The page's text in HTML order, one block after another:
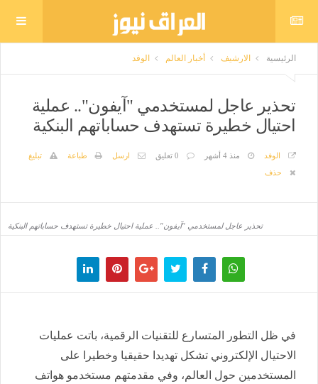
الرئيسية الارشيف أخبار العالم الوفد
تحذير عاجل لمستخدمي "آيفون".. عملية
احتيال خطيرة تستهدف حساباتهم البنكية
الوفد منذ 4 أشهر 0 تعليق ارسل طباعة
تبليغ
حذف
تحذير عاجل لمستخدمي "آيفون".. عملية احتيال خطيرة تستهدف حساباتهم البنكية
في ظل التطور المتسارع للتقنيات الرقمية، باتت عمليات
الاحتيال الإلكتروني تشكل تهديدا حقيقيا وخطيرا على
المستخدمين حول العالم، وفي مقدمتهم مستخدمو هواتف